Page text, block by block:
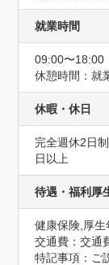
就業時間
09:00〜18:00
休憩時間：就
休暇・休日
完全週休2⽇
⽇以上
待遇・福利厚
健康保険,厚
交通費：交通
特記事項：ご